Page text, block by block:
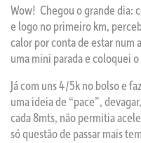
Wow! Chegou o grande dia:
e logo no primeiro km,
calor por conta de estar
uma mini parada e coloquei
Já com uns 4/5k no bolso e
uma ideia de “pace”,
cada 8mts, não permitia
só questão de passar mais